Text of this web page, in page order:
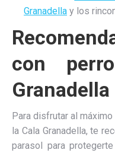
Granadella y los
con
Granadella
Para disfrutar al
la Cala Granadella, te
parasol para